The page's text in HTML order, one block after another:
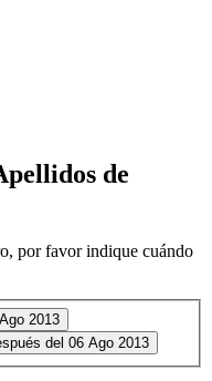
de
por favor indique cuándo